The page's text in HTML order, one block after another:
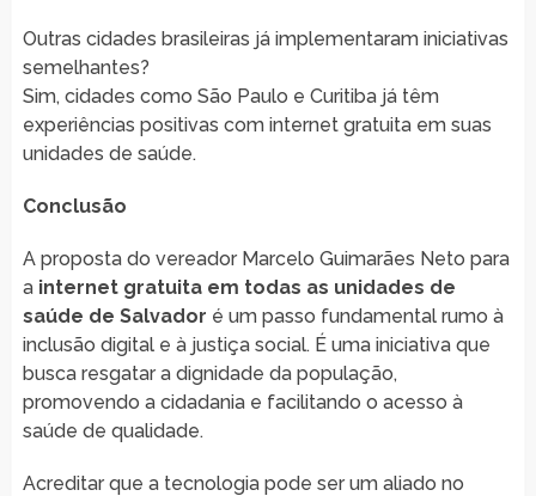
Outras cidades brasileiras já implementaram iniciativas
semelhantes?
Sim, cidades como São Paulo e Curitiba já têm
experiências positivas com internet gratuita em suas
unidades de saúde.
Conclusão
A proposta do vereador Marcelo Guimarães Neto para
a internet gratuita em todas as unidades de
saúde de Salvador é um passo fundamental rumo à
inclusão digital e à justiça social. É uma iniciativa que
busca resgatar a dignidade da população,
promovendo a cidadania e facilitando o acesso à
saúde de qualidade.
Acreditar que a tecnologia pode ser um aliado no